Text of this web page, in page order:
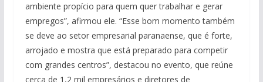
ambiente propício para quem quer trabalhar e gerar
empregos”, afirmou ele. “Esse bom momento também
se deve ao setor empresarial paranaense, que é forte,
arrojado e mostra que está preparado para competir
com grandes centros”, destacou no evento, que reúne
cerca de 1,2 mil empresários e diretores de